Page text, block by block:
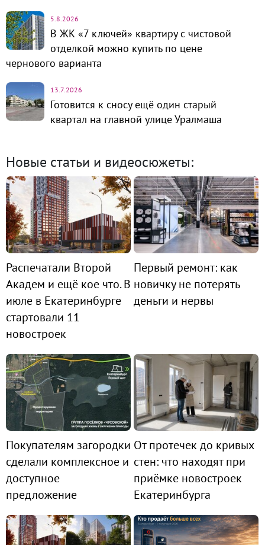
5.8.2026
В ЖК «7 ключей» квартиру с чистовой
отделкой можно купить по цене
чернового варианта
13.7.2026
Готовится к сносу ещё один старый
квартал на главной улице Уралмаша
Новые статьи и видеосюжеты:
Распечатали Второй
Академ и ещё кое что. В
июле в Екатеринбурге
стартовали 11
новостроек
Первый ремонт: как
новичку не потерять
деньги и нервы
Покупателям загородки
сделали комплексное и
доступное
предложение
От протечек до кривых
стен: что находят при
приёмке новостроек
Екатеринбурга